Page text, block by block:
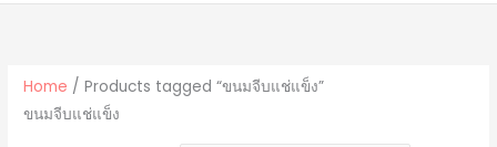
Home / Products tagged “ขนมจีบแช่แข็ง”
ขนมจีบแช่แข็ง